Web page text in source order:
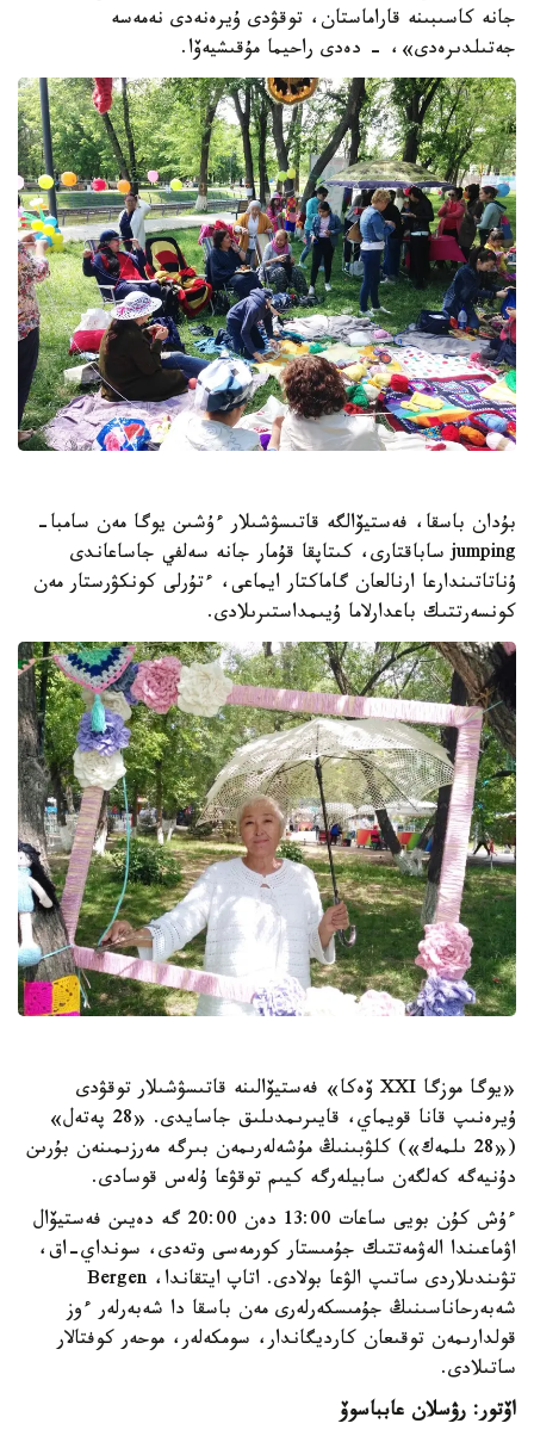
جانە كاسىبىنە قاراماستان، توقۋدى ۇيرەنەدى نەمەسە
جەتىلدىرەدى»، - دەدى راحيما مۇقىشيەۆا.
بۇدان باسقا، فەستيۆالگە قاتىسۋشىلار ءۇشىن يوگا مەن سامبا-
jumping ساباقتارى، كىتاپقا قۇمار جانە سەلفي جاساعاندى
ۇناتاتىندارعا ارنالعان گاماكتار ايماعى، ءتۇرلى كونكۋرستار مەن
كونسەرتتىك باعدارلاما ۇيىمداستىرىلادى.
«يوگا موزگا XXI ۆەكا» فەستيۆالىنە قاتىسۋشىلار توقۋدى
ۇيرەنىپ قانا قويماي، قايىرىمدىلىق جاسايدى. «28 پەتەل»
(«28 ىلمەك») كلۋبىنىڭ مۇشەلەرىمەن بىرگە مەرزىمىنەن بۇرىن
دۇنيەگە كەلگەن سابيلەرگە كيىم توقۋعا ۇلەس قوسادى.
ءۇش كۇن بويى ساعات 13:00 دەن 20:00 گە دەيىن فەستيۆال
اۋماعىندا الەۋمەتتىك جۇمىستار كورمەسى وتەدى، سونداي-اق،
تۋىندىلاردى ساتىپ الۋعا بولادى. اتاپ ايتقاندا، Bergen
شەبەرحاناسىنىڭ جۇمىسكەرلەرى مەن باسقا دا شەبەرلەر ءوز
قولدارىمەن توقىعان كارديگاندار، سومكەلەر، موحەر كوفتالار
ساتىلادى.
اۆتور: رۋسلان عابباسوۆ